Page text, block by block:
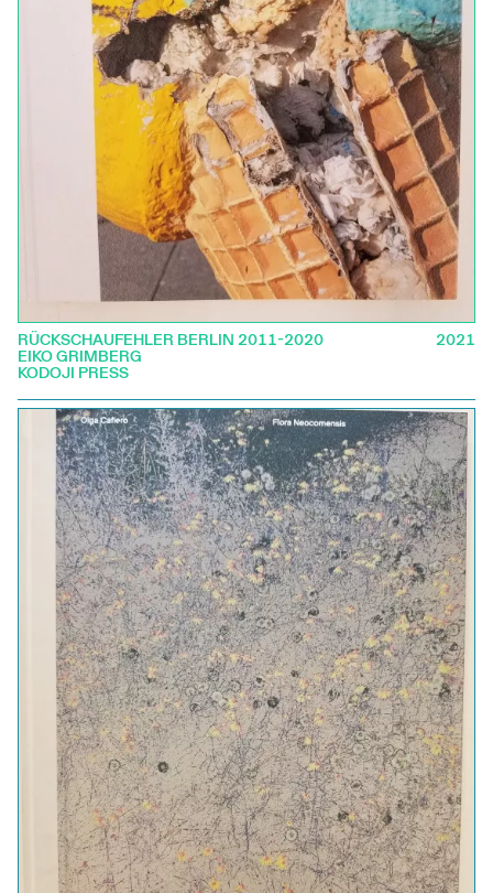
RÜCKSCHAUFEHLER BERLIN 2011-2020
EIKO GRIMBERG
KODOJI PRESS
2021